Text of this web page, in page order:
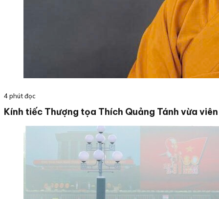
4 phút đọc
Kính tiếc Thượng tọa Thích Quảng Tánh vừa